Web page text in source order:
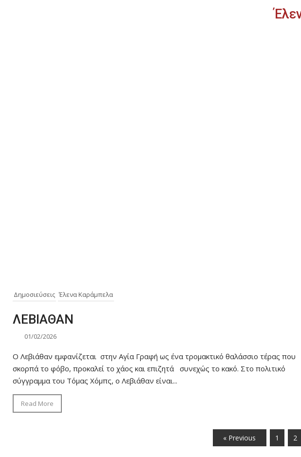
Δημοσιεύσεις Έλενα Καράμπελα
ΛΕΒΙΑΘΑΝ
01/02/2026
Ο Λεβιάθαν εμφανίζεται στην Αγία Γραφή ως ένα τρομακτικό θαλάσσιο τέρας που
σκορπά το φόβο, προκαλεί το χάος και επιζητά συνεχώς το κακό. Στο πολιτικό
σύγγραμμα του Τόμας Χόμπς, ο Λεβιάθαν είναι...
Read More
« Previous 1 2